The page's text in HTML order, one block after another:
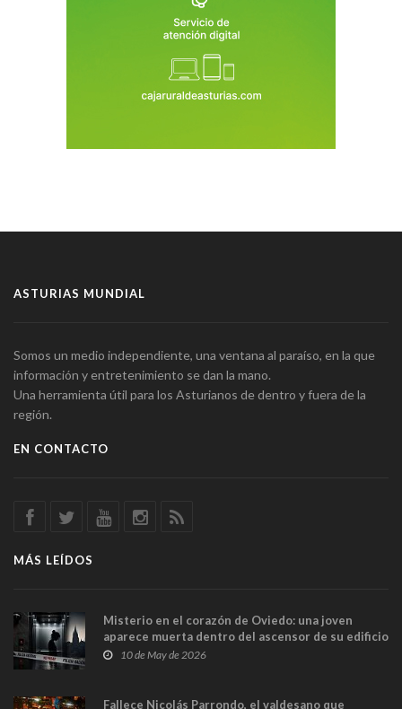
ASTURIAS MUNDIAL
Somos un medio independiente, una ventana al paraíso, en la que
información y entretenimiento se dan la mano.
Una herramienta útil para los Asturianos de dentro y fuera de la
región.
EN CONTACTO
MÁS LEÍDOS
Misterio en el corazón de Oviedo: una joven
aparece muerta dentro del ascensor de su edificio
y las cámaras captan sus últimos minutos
10 de May de 2026
Fallece Nicolás Parrondo, el valdesano que